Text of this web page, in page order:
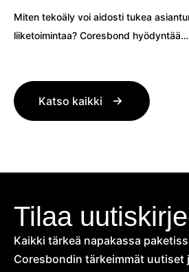
Miten tekoäly voi aidosti tukea
liiketoimintaa? Coresbond hyödyntää…
Katso kaikki
Tilaa
Kaikki tärkeä napakassa
Coresbondin tärkeimmät uutiset